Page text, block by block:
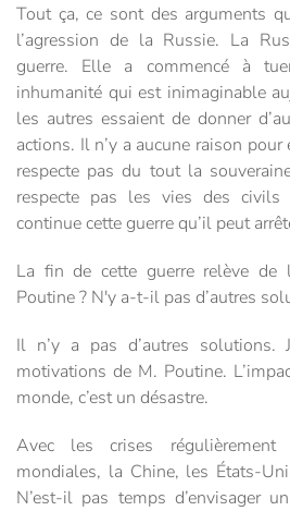
Tout ça, ce sont des arguments
l’agression de la Russie. La
guerre. Elle a commencé à
inhumanité qui est inimaginable
les autres essaient de donner
actions. Il n’y a aucune raison
respecte pas du tout la
respecte pas les vies des
continue cette guerre qu’il peut
La fin de cette guerre relève
Poutine ? N'y a-t-il pas d’autres
Il n’y a pas d’autres solutions.
motivations de M. Poutine.
monde, c’est un désastre.
Avec les crises régulièrement
mondiales, la Chine, les États-
N’est-il pas temps d’envisager